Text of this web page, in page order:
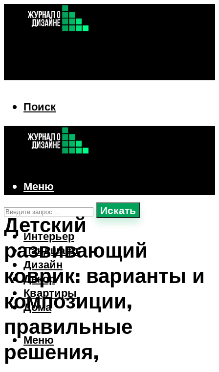
Поиск
Искать
Интерьер
Ландшафт
Дизайн
Декор
Квартиры
Дома
Меню
Меню
Детский
развивающий
коврик: варианты и
композиции,
правильные
решения,